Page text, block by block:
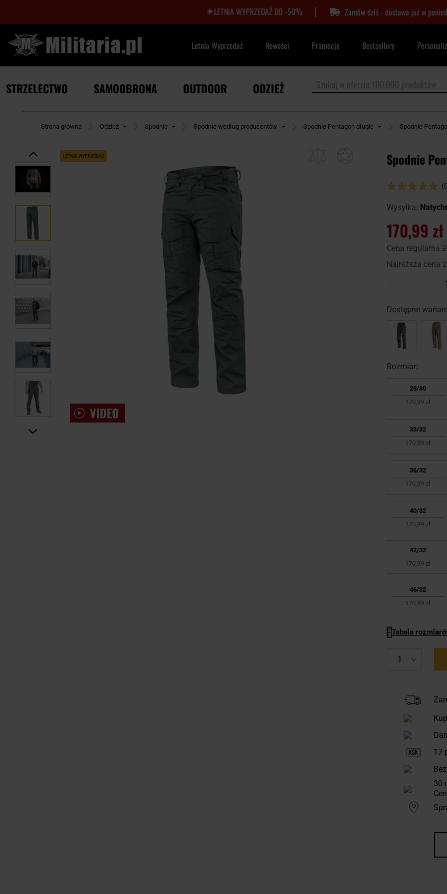
LETNIA WYPRZEDAŻ DO -50% | Zamów dziś - dostawa już w
Letnia Wyprzedaż Nowości Promocje Bestsellery
STRZELECTWO SAMOOBRONA OUTDOOR ODZIEŻ
Strona główna Odzież Spodnie Spodnie według producentów Spodnie Pentagon długie Spodnie
LETNIA WYPRZEDAŻ Spodnie
Ocena:
Wysyłka:
170,99 zł
Cena regularna
Najniższa cena
Dostępne
Rozmiar:
28/30
170,99 zł
33/32
170,99 zł
36/32
170,99 zł
40/32
170,99 zł
42/32
170,99 zł
46/32
170,99 zł
Tabela
17
30-